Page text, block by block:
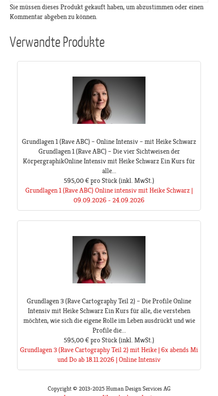
Sie müssen dieses Produkt gekauft haben, um abzustimmen oder einen
Kommentar abgeben zu können.
Verwandte Produkte
Grundlagen 1 (Rave ABC) – Online Intensiv – mit Heike Schwarz ​
Grundlagen 1 (Rave ABC) – Die vier Sichtweisen der
KörpergraphikOnline Intensiv mit Heike Schwarz Ein Kurs für
alle...
595,00 €pro Stück(inkl. MwSt.)
Grundlagen 1 (Rave ABC) Online intensiv mit Heike Schwarz |
09.09.2026 - 24.09.2026
Grundlagen 3 (Rave Cartography Teil 2) – Die Profile Online
Intensiv mit Heike Schwarz Ein Kurs für alle, die verstehen
möchten, wie sich die eigene Rolle im Leben ausdrückt und wie
Profile die...
595,00 €pro Stück(inkl. MwSt.)
Grundlagen 3 (Rave Cartography Teil 2) mit Heike | 6x abends Mi
und Do ab 18.11.2026 | Online Intensiv
Copyright © 2013-2025 Human Design Services AG